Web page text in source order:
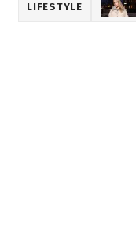
LIFESTYLE